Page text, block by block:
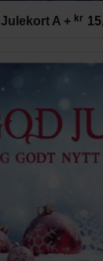
Julekort A + kr